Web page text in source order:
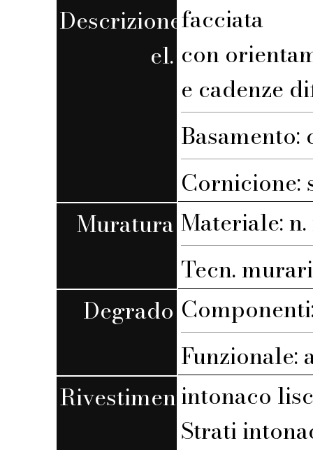
Descrizione
el.
facciata
con
e cadenze
Cornicione:
Muratura Materiale: n.
Tecn.
Degrado
Funzionale:
Rivestimentointonaco
Strati